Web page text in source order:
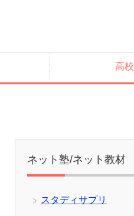
高
ネット塾/ネット教材
スタディサプリ